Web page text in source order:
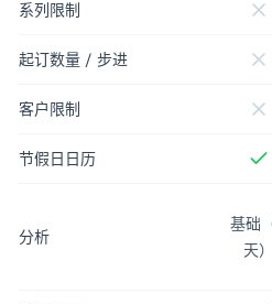
系列限制
起订数量 / 步进
客户限制
节假日日历
分析
基础
天）